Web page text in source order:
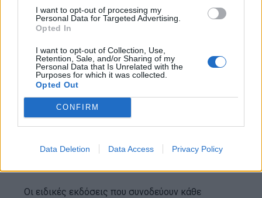
I want to opt-out of processing my
Personal Data for Targeted Advertising.
Opted In
I want to opt-out of Collection, Use,
Retention, Sale, and/or Sharing of my
Personal Data that Is Unrelated with the
Purposes for which it was collected.
Opted Out
CONFIRM
Data Deletion Data Access Privacy Policy
σημαντικότερων αθλητικών επιδόσεων στον
κόσμο.
Στο διάστημα αυτό, η OMEGA έχει
παρακολουθήσει την εξέλιξη του αθλητισμού από
τα χειροκίνητα χρονόμετρα μέχρι τα σύγχρονα
φωτοκύτταρα, τα ηλεκτρονικά συστήματα
εκκίνησης και τις τεχνολογίες ανάλυσης
επιδόσεων που μετρούν διαφορές χιλιοστών του
Οι ειδικές εκδόσεις που συνοδεύουν κάθε